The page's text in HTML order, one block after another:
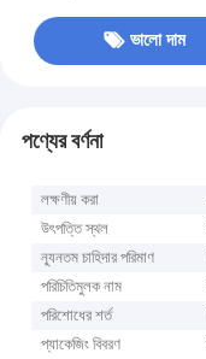
ভালো দাম
পণ্যের বর্ণনা
লক্ষণীয় করা
উৎপত্তি স্থল
ন্যূনতম চাহিদার পরিমাণ
পরিচিতিমুলক নাম
পরিশোধের শর্ত
প্যাকেজিং বিবরণ